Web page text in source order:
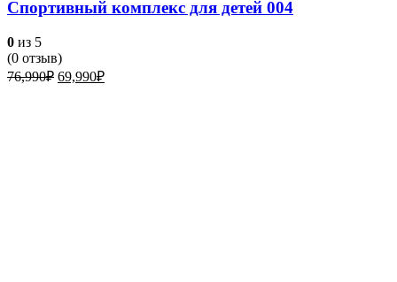
Спортивный комплекс для детей 004
0 из 5
(0 отзыв)
76,990₽ Первоначальная
69,990₽Текущая